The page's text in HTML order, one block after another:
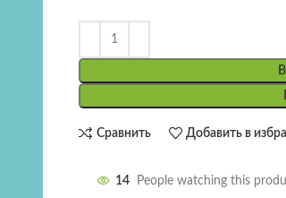
Сравнить Добавить в
14 People watching this